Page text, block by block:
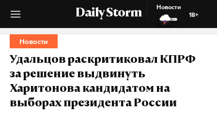
Daily Storm
Новости
18+
Новости
Удальцов раскритиковал КПРФ
за решение выдвинуть
Харитонова кандидатом на
выборах президента России